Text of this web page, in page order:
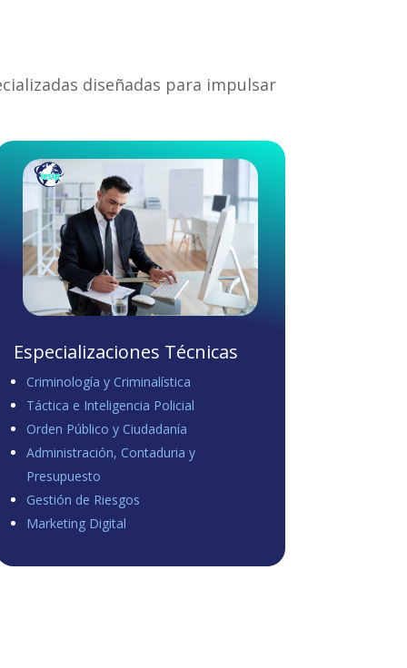
1 1 0
diseñadas para impulsar
Especializaciones Técnicas
Criminología y Criminalística
Táctica e Inteligencia Policial
Orden Público y Ciudadanía
Administración, Contaduria y
Presupuesto
Gestión de Riesgos
Marketing Digital